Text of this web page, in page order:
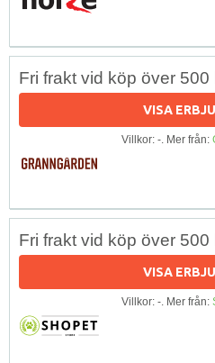
Fri frakt vid köp över 500
VISA
Villkor: -. Mer från:
Fri frakt vid köp över 500
VISA
Villkor: -. Mer från: